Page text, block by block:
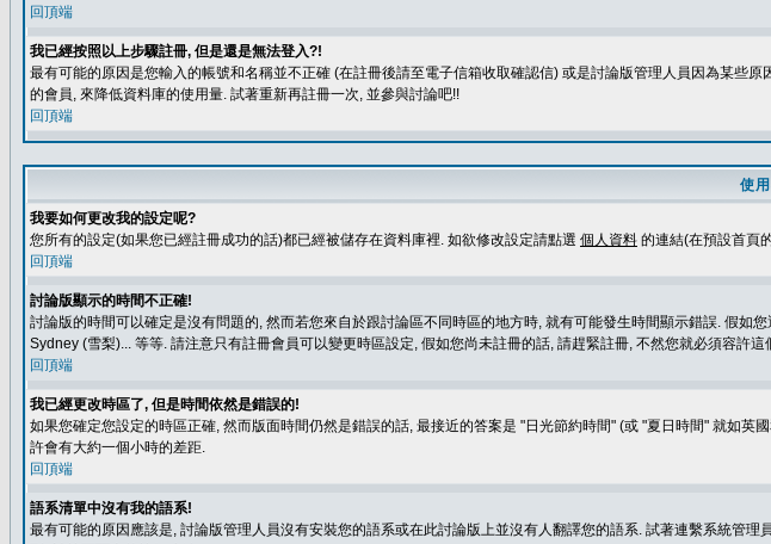
回頂端
我已經按照以上步驟註冊, 但是還是無法登入?!
最有可能的原因是您輸入的帳號和名稱並不正確 (在註冊後請至電子信箱收取確認信) 或是討論版管理人員因為某些
的會員, 來降低資料庫的使用量. 試著重新再註冊一次, 並參與討論吧!!
回頂端
使
我要如何更改我的設定呢?
您所有的設定(如果您已經註冊成功的話)都已經被儲存在資料庫裡. 如欲修改設定請點選 個人資料 的連結(在預設首頁
回頂端
討論版顯示的時間不正確!
討論版的時間可以確定是沒有問題的, 然而若您來自於跟討論區不同時區的地方時, 就有可能發生時間顯示錯誤. 假
Sydney (雪梨)... 等等. 請注意只有註冊會員可以變更時區設定, 假如您尚未註冊的話, 請趕緊註冊, 不然您就必須容許這
回頂端
我已經更改時區了, 但是時間依然是錯誤的!
如果您確定您設定的時區正確, 然而版面時間仍然是錯誤的話, 最接近的答案是 "日光節約時間" (或 "夏日時間" 就如
許會有大約一個小時的差距.
回頂端
語系清單中沒有我的語系!
最有可能的原因應該是, 討論版管理人員沒有安裝您的語系或在此討論版上並沒有人翻譯您的語系. 試著連繫系統管